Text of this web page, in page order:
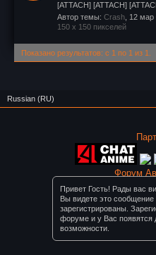
Привет Гость! Рады вас
Вы видете это сообщение
зарегистрированы.
форуме и у Вас появятся
возможности.
[ATTACH] [ATTACH]
Автор темы: Crash 12 мар
150 x 150 пикселей
Показано результатов: с 1 по 1 из 1.
Russian (RU)
Форум